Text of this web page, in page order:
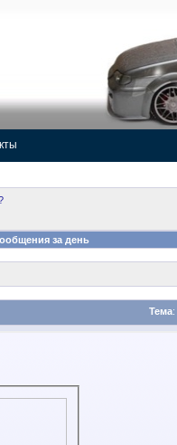
за день
Тема: